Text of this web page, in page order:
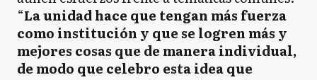
“La unidad hace que tengan más fuerza
como institución y que se logren más y
mejores cosas que de manera individual,
de modo que celebro esta idea que